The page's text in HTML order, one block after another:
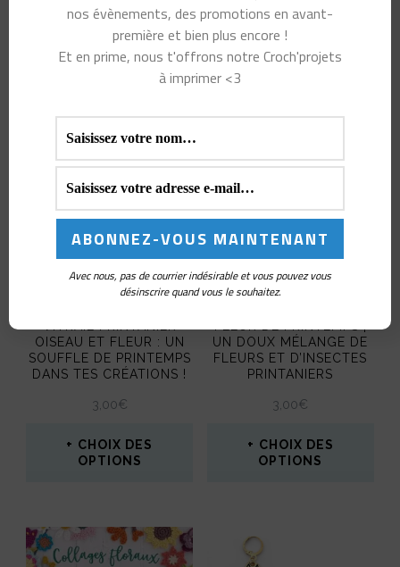
la
page
PRIX
INITIAL
PRIX
ACTUEL
EST :
14,17€.
CHOIX DES
OPTIONS
produit
a
plusieurs
variations.
Les
options
peuvent
choisies
sur
la
page
du
CHOIX DES
OPTIONS
produit
plusieurs
variations.
Les
options
choisies
sur
la
page
du
VITRAIL PRINTANIER
OISEAU ET FLEUR : UN
SOUFFLE DE PRINTEMPS
DANS TES CRÉATIONS !
3,00€
CHOIX DES
OPTIONS
produit
a
FLEUR DE PRINTEMPS |
UN DOUX MÉLANGE DE
FLEURS ET D’INSECTES
PRINTANIERS
3,00€
CHOIX DES
OPTIONS
nos évènements, des promotions en avant-
première et bien plus encore !
Et en prime, nous t'offrons notre Croch'projets
à imprimer <3
Avec nous, pas de courrier indésirable et vous pouvez vous
désinscrire quand vous le souhaitez.